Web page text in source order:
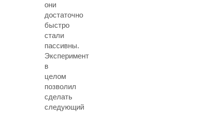
они
достаточно
быстро
стали
пассивны.
Эксперимент
в
целом
позволил
сделать
следующий